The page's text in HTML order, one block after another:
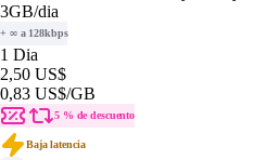
3GB/dia
+ ∞ a 128kbps
1 Dia
2,50 US$
0,83 US$/GB
5 % de descuento
Baja latencia